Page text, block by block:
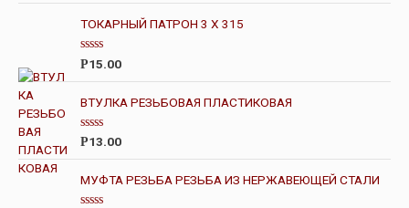
е
н
к
а
и
з
ТОКАРНЫЙ ПАТРОН 3 X 315
О
е
н
к
а
и
з
Р15.00
ВТУЛКА РЕЗЬБОВАЯ ПЛАСТИКОВАЯ
О
е
н
к
а
Р13.00
МУФТА РЕЗЬБА РЕЗЬБА ИЗ НЕРЖАВЕЮЩЕЙ СТАЛИ